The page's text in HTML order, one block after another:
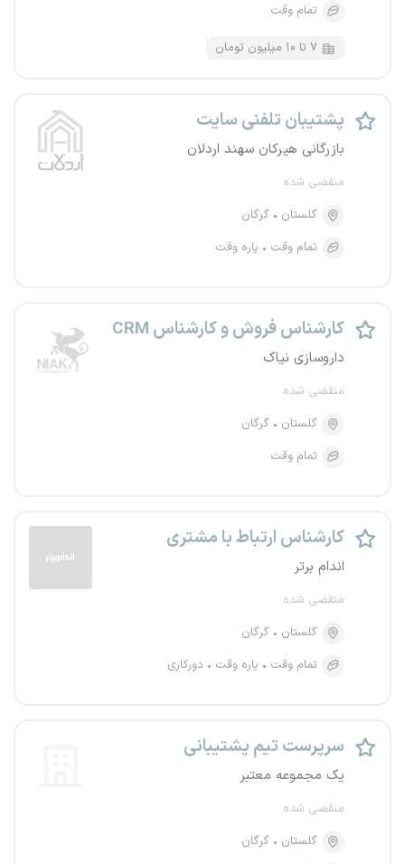
تمام وقت
۷ تا ۱۰ میلیون تومان
پشتیبان تلفنی سایت
بازرگانی هیرکان سهند اردلان
منقضی شده
گلستان
گرگان
تمام وقت
پاره وقت
کارشناس فروش و کارشناس CRM
داروسازی نیاک
منقضی شده
گلستان
گرگان
تمام وقت
کارشناس ارتباط با مشتری
اندام برتر
منقضی شده
گلستان
گرگان
تمام وقت
پاره وقت دورکاری
سرپرست تیم پشتیبانی
یک مجموعه معتبر
منقضی شده
گلستان
گرگان